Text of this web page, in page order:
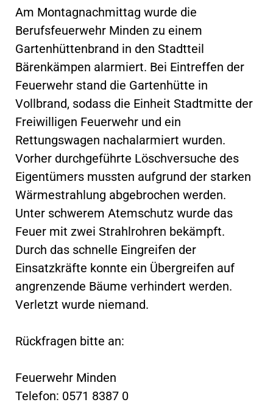
Am Montagnachmittag wurde die
Berufsfeuerwehr Minden zu einem
Gartenhüttenbrand in den Stadtteil
Bärenkämpen alarmiert. Bei Eintreffen der
Feuerwehr stand die Gartenhütte in
Vollbrand, sodass die Einheit Stadtmitte der
Freiwilligen Feuerwehr und ein
Rettungswagen nachalarmiert wurden.
Vorher durchgeführte Löschversuche des
Eigentümers mussten aufgrund der starken
Wärmestrahlung abgebrochen werden.
Unter schwerem Atemschutz wurde das
Feuer mit zwei Strahlrohren bekämpft.
Durch das schnelle Eingreifen der
Einsatzkräfte konnte ein Übergreifen auf
angrenzende Bäume verhindert werden.
Verletzt wurde niemand.
Rückfragen bitte an:
Feuerwehr Minden
Telefon: 0571 8387 0